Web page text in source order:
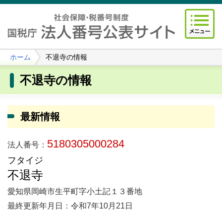
ホーム 不退寺の情報
不退寺の情報
最新情報
法人番号： 5180305000284
フタイジ
不退寺
愛知県岡崎市生平町字小土記１３番地
最終更新年月日：令和7年10月21日